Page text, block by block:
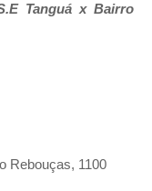
Tanguá x Bairro
Rebouças, 1100